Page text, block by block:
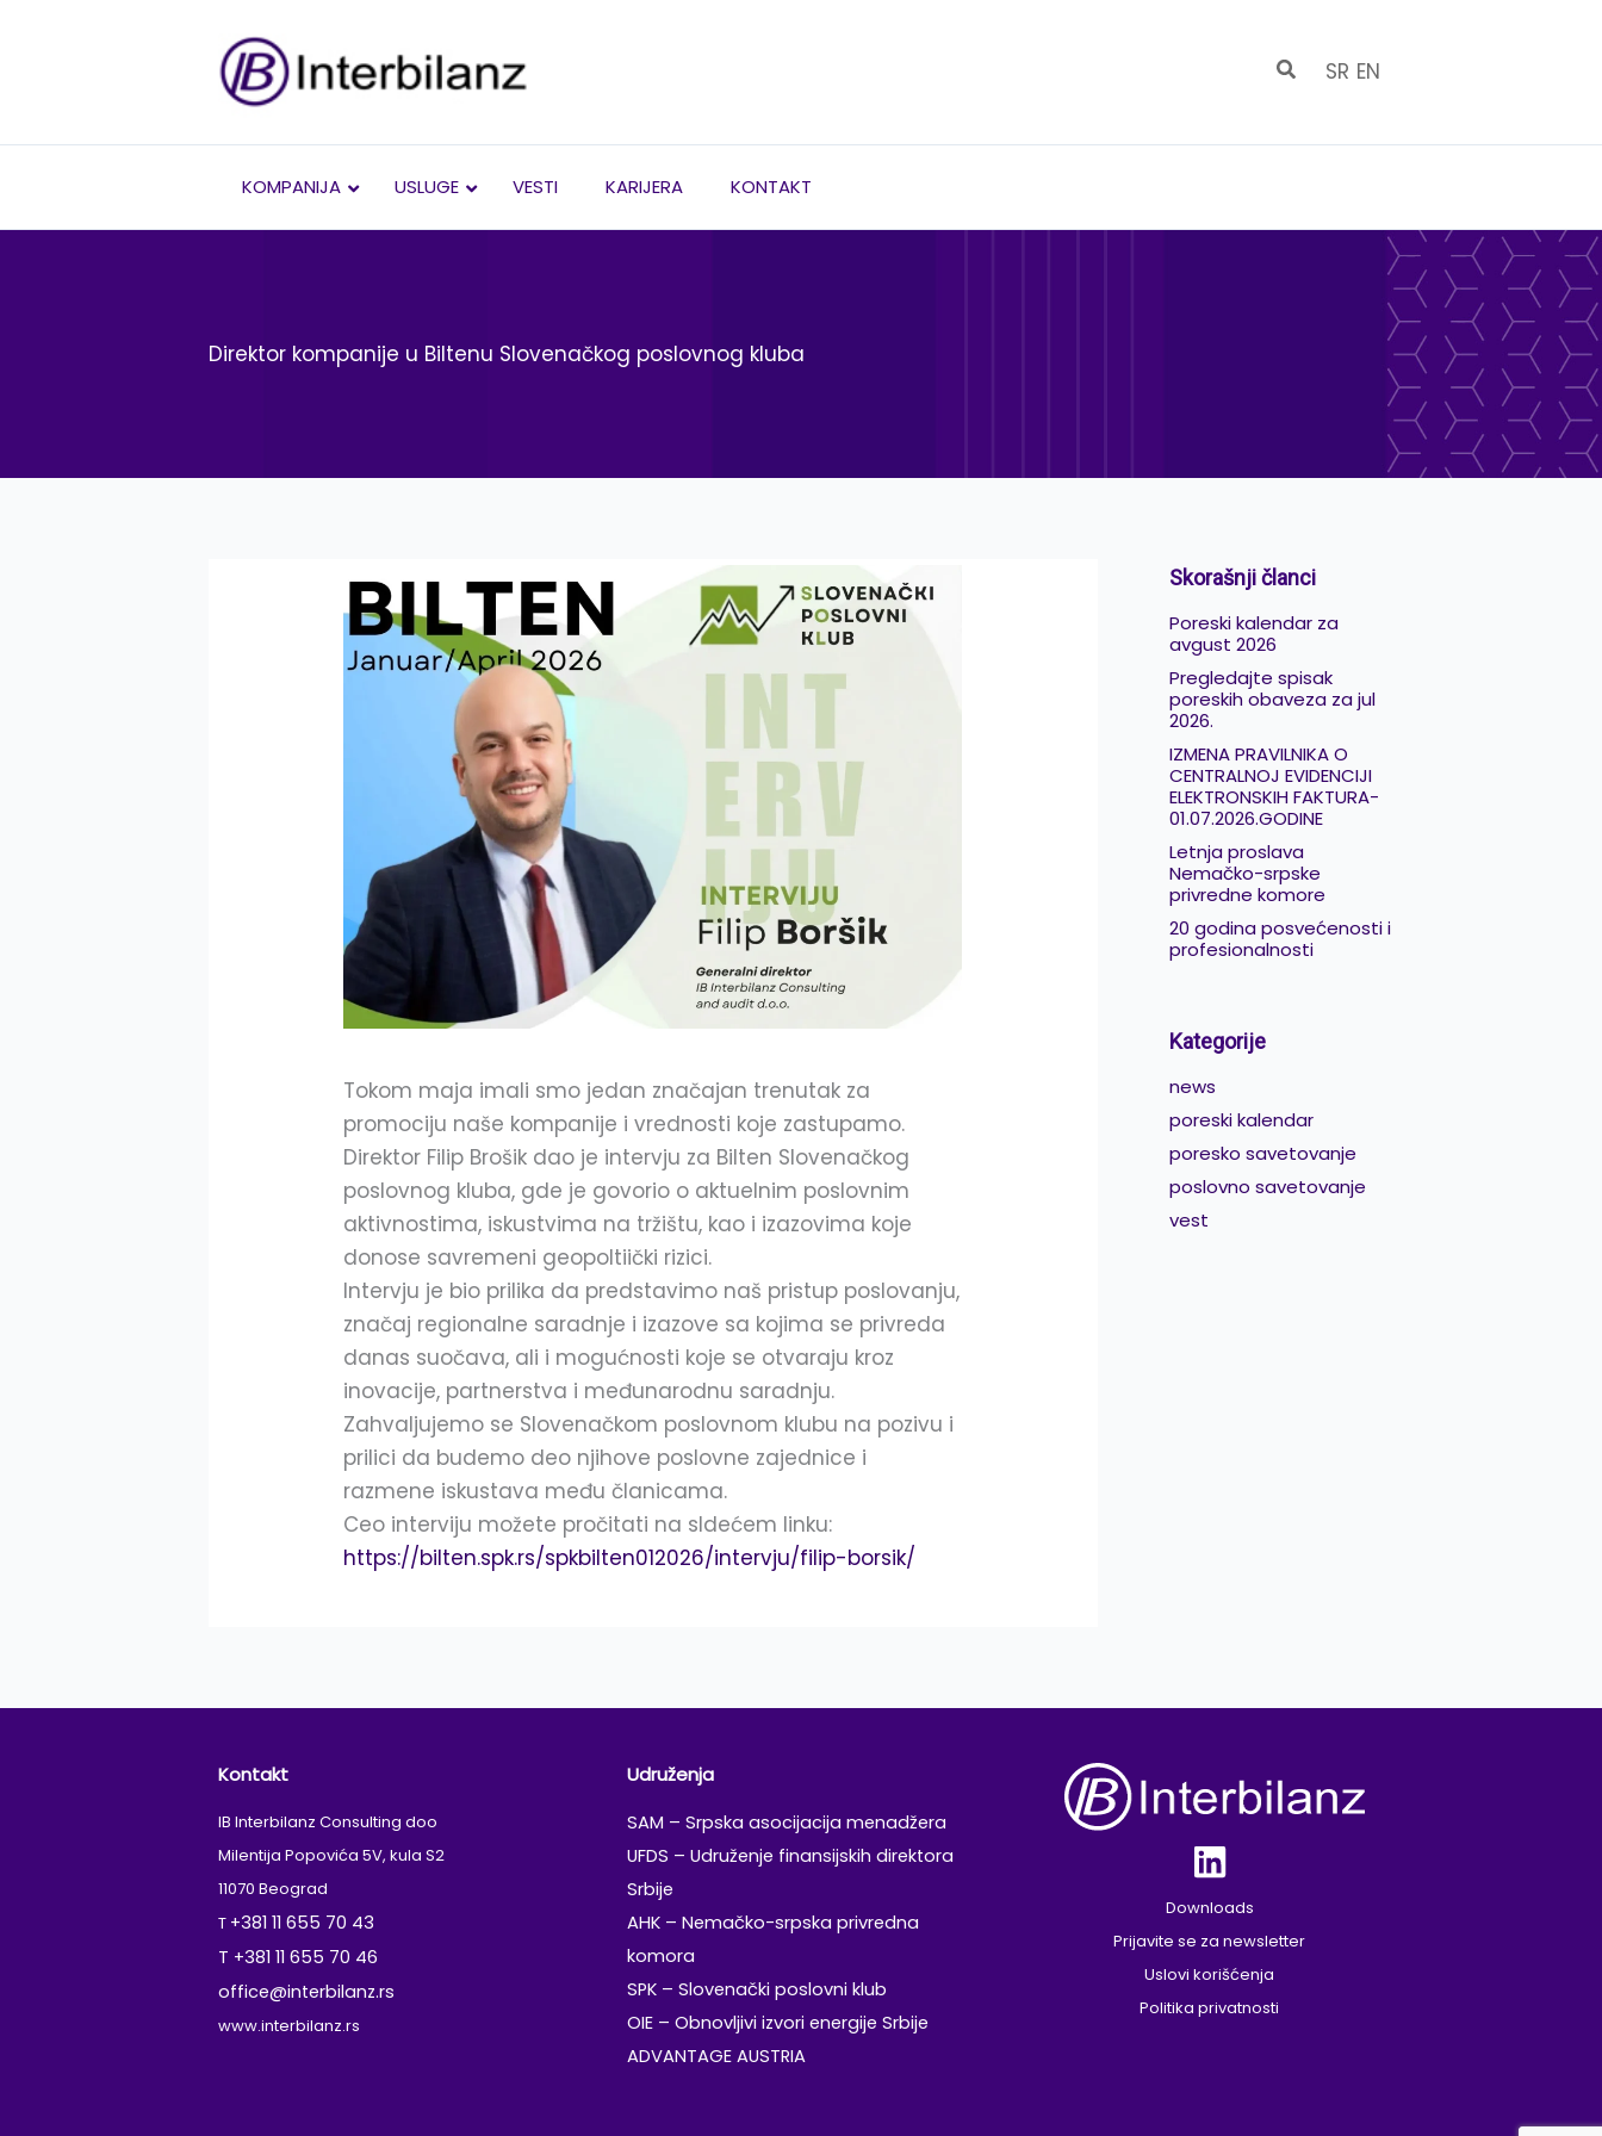
SR EN
KOMPANIJA USLUGE VESTI KARIJERA KONTAKT
Direktor kompanije u Biltenu Slovenačkog poslovnog kluba
Tokom maja imali smo jedan značajan trenutak za
promociju naše kompanije i vrednosti koje zastupamo.
Direktor Filip Brošik dao je intervju za Bilten Slovenačkog
poslovnog kluba, gde je govorio o aktuelnim poslovnim
aktivnostima, iskustvima na tržištu, kao i izazovima koje
donose savremeni geopoltiički rizici.
Intervju je bio prilika da predstavimo naš pristup poslovanju,
značaj regionalne saradnje i izazove sa kojima se privreda
danas suočava, ali i mogućnosti koje se otvaraju kroz
inovacije, partnerstva i međunarodnu saradnju.
Zahvaljujemo se Slovenačkom poslovnom klubu na pozivu i
prilici da budemo deo njihove poslovne zajednice i
razmene iskustava među članicama.
Ceo interviju možete pročitati na sldećem linku:
https://bilten.spk.rs/spkbilten012026/intervju/filip-borsik/
Skorašnji članci
Poreski kalendar za
avgust 2026
Pregledajte spisak
poreskih obaveza za jul
2026.
IZMENA PRAVILNIKA O
CENTRALNOJ EVIDENCIJI
ELEKTRONSKIH FAKTURA-
01.07.2026.GODINE
Letnja proslava
Nemačko-srpske
privredne komore
20 godina posvećenosti i
profesionalnosti
Kategorije
news
poreski kalendar
poresko savetovanje
poslovno savetovanje
vest
Kontakt
IB Interbilanz Consulting doo
Milentija Popovića 5V, kula S2
11070 Beograd
T +381 11 655 70 43
T +381 11 655 70 46
office@interbilanz.rs
www.interbilanz.rs
Udruženja
SAM – Srpska asocijacija menadžera
UFDS – Udruženje finansijskih direktora
Srbije
AHK – Nemačko-srpska privredna
komora
SPK – Slovenački poslovni klub
OIE – Obnovljivi izvori energije Srbije
ADVANTAGE AUSTRIA
Downloads
Prijavite se za newsletter
Uslovi korišćenja
Politika privatnosti